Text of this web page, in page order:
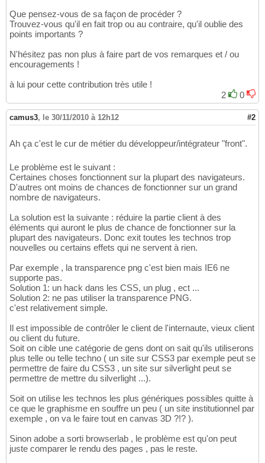
Que pensez-vous de sa façon de procéder ?
Trouvez-vous qu'il en fait trop ou au contraire, qu'il oublie des
points importants ?
N'hésitez pas non plus à faire part de vos remarques et / ou
encouragements !
à lui pour cette contribution très utile !
2
0
camus3, le 30/11/2010 à 12h12 #2
Ah ça c'est le cur de métier du développeur/intégrateur "front".
Le problème est le suivant :
Certaines choses fonctionnent sur la plupart des navigateurs.
D'autres ont moins de chances de fonctionner sur un grand
nombre de navigateurs.
La solution est la suivante : réduire la partie client à des
éléments qui auront le plus de chance de fonctionner sur la
plupart des navigateurs. Donc exit toutes les technos trop
nouvelles ou certains effets qui ne servent à rien.
Par exemple , la transparence png c'est bien mais IE6 ne
supporte pas.
Solution 1: un hack dans les CSS, un plug , ect ...
Solution 2: ne pas utiliser la transparence PNG.
c'est relativement simple.
Il est impossible de contrôler le client de l'internaute, vieux client
ou client du future.
Soit on cible une catégorie de gens dont on sait qu'ils utiliserons
plus telle ou telle techno ( un site sur CSS3 par exemple peut se
permettre de faire du CSS3 , un site sur silverlight peut se
permettre de mettre du silverlight ...).
Soit on utilise les technos les plus génériques possibles quitte à
ce que le graphisme en souffre un peu ( un site institutionnel par
exemple , on va le faire tout en canvas 3D ?!? ).
Sinon adobe a sorti browserlab , le problème est qu'on peut
juste comparer le rendu des pages , pas le reste.